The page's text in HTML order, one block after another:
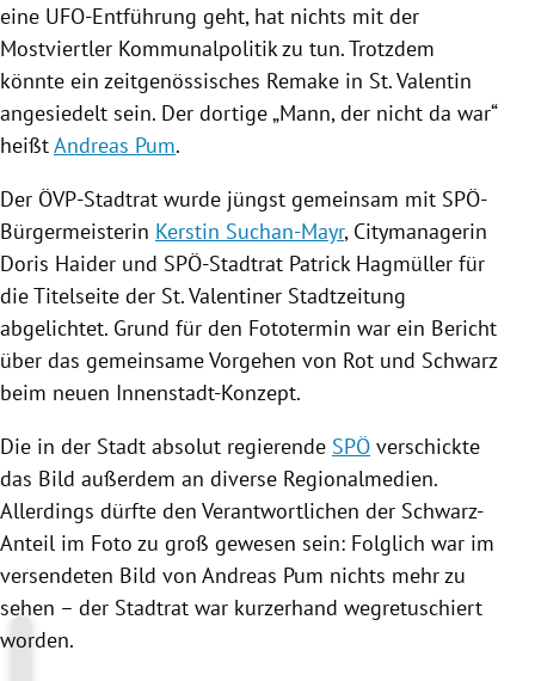
eine UFO-Entführung geht, hat nichts mit der
Mostviertler Kommunalpolitik zu tun. Trotzdem
könnte ein zeitgenössisches Remake in St. Valentin
angesiedelt sein. Der dortige „Mann, der nicht da war“
heißtAndreas Pum.
Der ÖVP-Stadtrat wurde jüngst gemeinsam mit SPÖ-
Bürgermeisterin Kerstin Suchan-Mayr, Citymanagerin
Doris Haider und SPÖ-Stadtrat Patrick Hagmüller für
die Titelseite der St. Valentiner Stadtzeitung
abgelichtet. Grund für den Fototermin war ein Bericht
über das gemeinsame Vorgehen von Rot und Schwarz
beim neuen Innenstadt-Konzept.
Die in der Stadt absolut regierende SPÖ verschickte
das Bild außerdem an diverse Regionalmedien.
Allerdings dürfte den Verantwortlichen der Schwarz-
Anteil im Foto zu groß gewesen sein: Folglich war im
versendeten Bild von Andreas Pum nichts mehr zu
sehen – der Stadtrat war kurzerhand wegretuschiert
worden.